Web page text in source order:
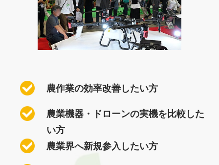
農作業の効率改善したい方
農業機器・ドローンの実機を比較した
い方
農業界へ新規参入したい方